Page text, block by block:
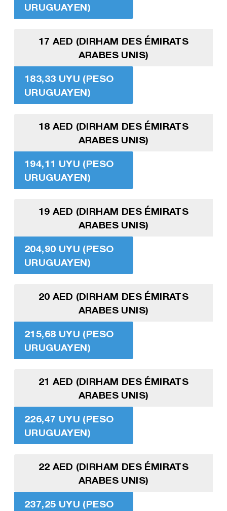
URUGUAYEN)
17 AED (DIRHAM DES ÉMIRATS
ARABES UNIS)
183,33 UYU (PESO
URUGUAYEN)
18 AED (DIRHAM DES ÉMIRATS
ARABES UNIS)
194,11 UYU (PESO
URUGUAYEN)
19 AED (DIRHAM DES ÉMIRATS
ARABES UNIS)
204,90 UYU (PESO
URUGUAYEN)
20 AED (DIRHAM DES ÉMIRATS
ARABES UNIS)
215,68 UYU (PESO
URUGUAYEN)
21 AED (DIRHAM DES ÉMIRATS
ARABES UNIS)
226,47 UYU (PESO
URUGUAYEN)
22 AED (DIRHAM DES ÉMIRATS
ARABES UNIS)
237,25 UYU (PESO